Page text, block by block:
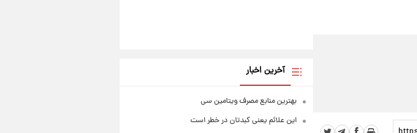
آخرین اخبار
بهترین منابع مصرف ویتامین سی
این علائم یعنی کبدتان در خطر است